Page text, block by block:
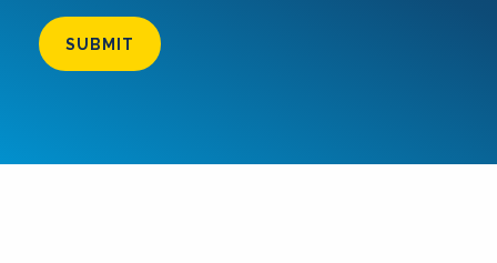
SUBMIT